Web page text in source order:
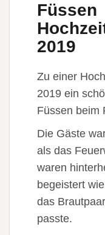
Füssen
2019
Zu einer
2019 ein
Füssen beim
Die Gäste
als das
waren
begeistert
das
passte.